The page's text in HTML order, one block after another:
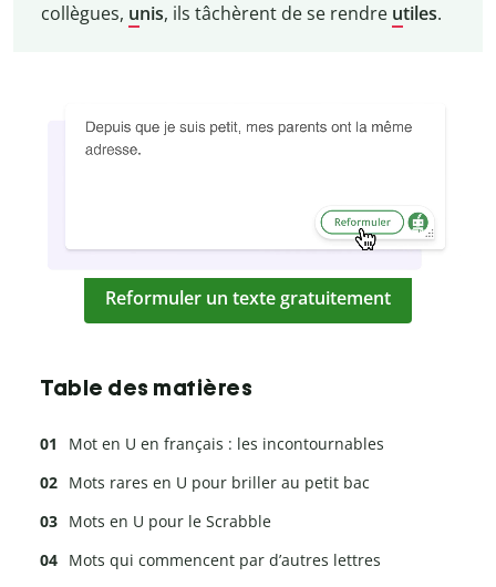
collègues, unis, ils tâchèrent de se rendre utiles.
Reformuler un texte gratuitement
Table des matières
Mot en U en français : les incontournables
Mots rares en U pour briller au petit bac
Mots en U pour le Scrabble
Mots qui commencent par d’autres lettres